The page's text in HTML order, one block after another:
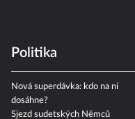
Politika
Nová superdávka: kdo na ní
dosáhne?
Sjezd sudetských Němců